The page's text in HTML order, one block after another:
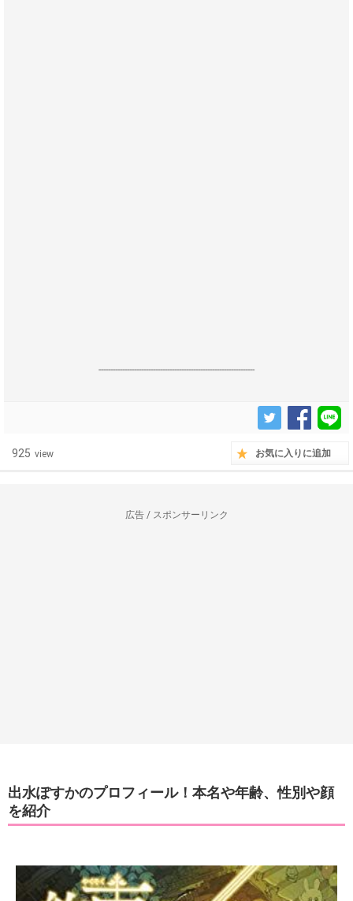
------------------------------------------------------------------
925 view お気に入りに追加
広告 / スポンサーリンク
出水ぽすかのプロフィール！本名や年齢、性別や顔
を紹介